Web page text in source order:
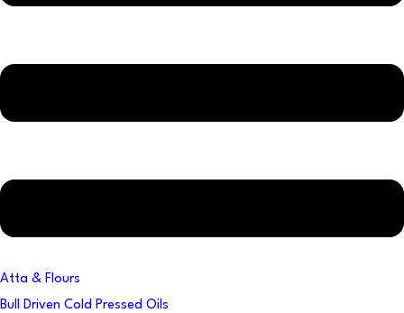
Atta & Flours
Bull Driven Cold Pressed Oils